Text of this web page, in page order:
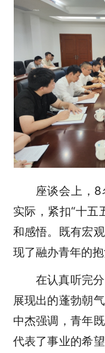
座谈会上，
实际，紧扣“十五
和感悟。既有宏
现了融办青年的抱
在认真听完
展现出的蓬勃朝
中杰强调，青年
代表了事业的希